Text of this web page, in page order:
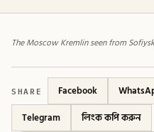
The Moscow Kremlin seen from
SHARE Facebook
Telegram
লিংক কপি করুন